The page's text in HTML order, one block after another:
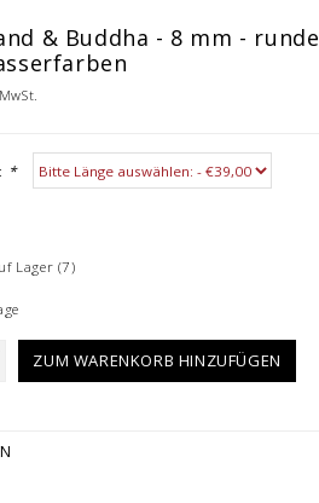
& Buddha - 8 mm - runde
*
Lager (7)
ZUM WARENKORB HINZUFÜGEN